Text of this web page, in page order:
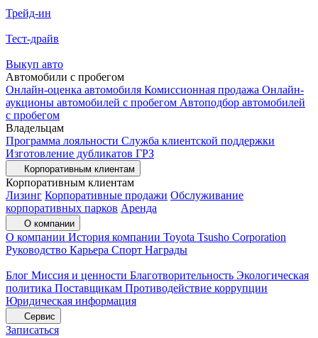
Трейд-ин
Тест-драйв
Выкуп авто
Автомобили с пробегом
Онлайн-оценка автомобиля Комиссионная продажа Онлайн-
аукционы автомобилей с пробегом Автоподбор автомобилей
с пробегом
Владельцам
Программа лояльности Служба клиентской поддержки
Изготовление дубликатов ГРЗ
Корпоративным клиентам
Корпоративным клиентам
Лизинг Корпоративные продажи Обслуживание
корпоративных парков Аренда
О компании
О компании История компании Toyota Tsusho Corporation
Руководство Карьера Спорт Награды
Блог Миссия и ценности Благотворительность Экологическая
политика Поставщикам Противодействие коррупции
Юридическая информация
Сервис
Записаться